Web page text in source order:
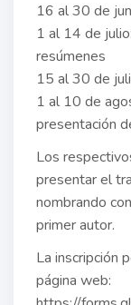
16 al 30 de
1 al 14 de
resúmenes
15 al 30 de
1 al 10 de
presentación
Los
presentar el
nombrando
primer autor.
La inscripción
página web: